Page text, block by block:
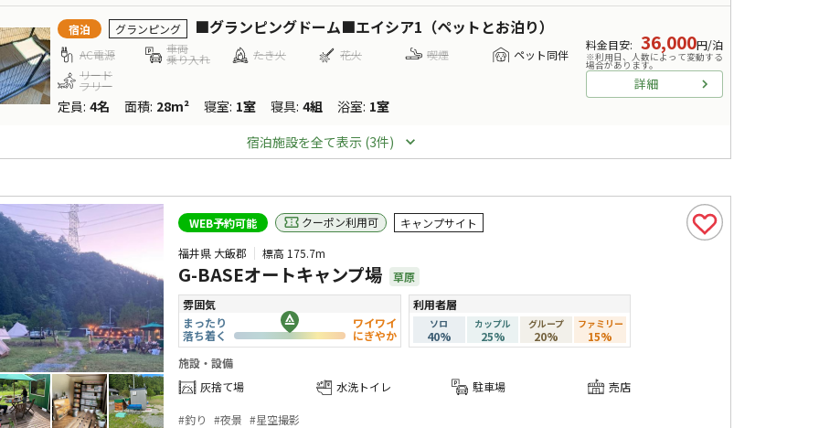
宿泊 グランピング ■グランピングドーム■エイシア1（ペットとお泊り）
AC電源 車両
乗り入れ たき火 花火 喫煙
ペット同伴
リード
フリー
定員: 4名 面積: 28m² 寝室: 1室 寝具: 4組 浴室: 1室
料金目安: 36,000円/泊
※利用日、人数によって変動する
場合があります。
詳細
宿泊施設を全て表示 (3件)
WEB予約可能 クーポン利用可
キャンプサイト
福井県 大飯郡
標高 175.7m
G-BASEオートキャンプ場
草原
雰囲気
まったり
落ち着く
ワイワイ
にぎやか
利用者層
ソロ
40%
カップル
25%
グループ
20%
ファミリー
15%
施設・設備
灰捨て場
水洗トイレ 駐車場 売店
#釣り #夜景 #星空撮影